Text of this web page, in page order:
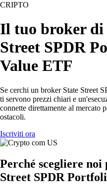
CRIPTO
Il tuo broker di
Street SPDR
Value ETF
Se cerchi un broker State Street
ti servono prezzi chiari e
connette direttamente al mercato
ostacoli.
Iscriviti ora
Perché scegliere
Street SPDR